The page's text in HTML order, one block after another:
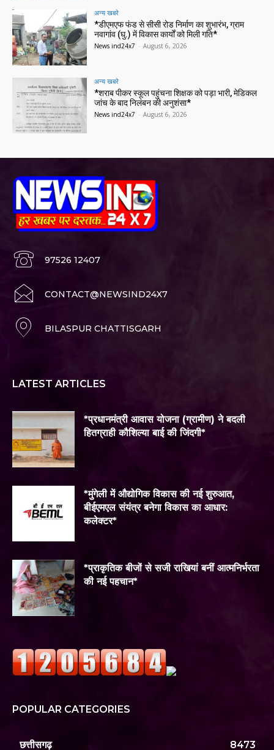
अन्य खबरे
*डीएमएफ फंड से सीसी रोड निर्माण का शुभारंभ, ग्राम
नवागांव (घु.) में विकास कार्यों को मिली गति*
News ind24x7 - August 6, 2026
अन्य खबरे
*शराब पीकर स्कूल पहुंचना शिक्षक को पड़ा भारी, मेडिकल
जांच के बाद निलंबन की अनुशंसा*
News ind24x7 - August 6, 2026
97526 12407
CONTACT@NEWSIND24X7
BILASPUR CHATTISGARH
LATEST ARTICLES
*प्रधानमंत्री आवास योजना (ग्रामीण) ने बदली
हितग्राही कौशिल्या बाई की जिंदगी*
*मुंगेली में औद्योगिक विकास की नई शुरुआत,
बीईएमएल संयंत्र बनेगा विकास का आधार:
कलेक्टर*
*प्राकृतिक बीजों से सजी राखियां बनीं आत्मनिर्भरता
की नई पहचान*
POPULAR CATEGORIES
छत्तीसगढ़ 8473